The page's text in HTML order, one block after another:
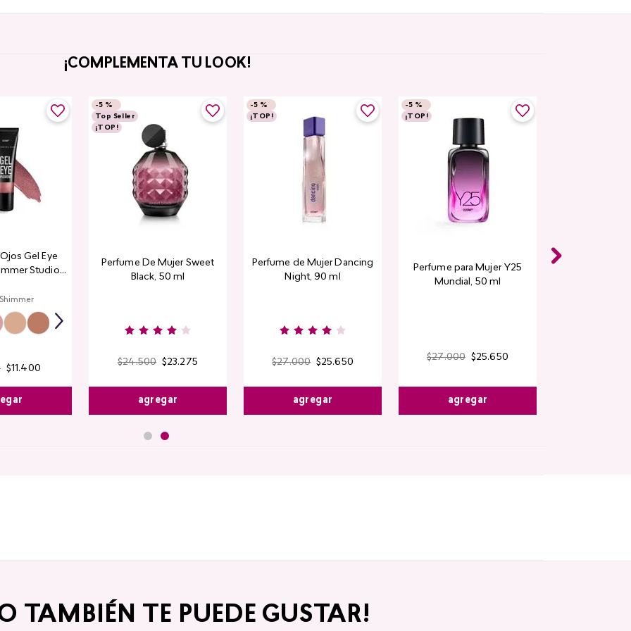
¡COMPLEMENTA TU LOOK!
Gel Eye
Studio
$11 .400
-5 %
Top Seller
¡TOP!
Perfume De Mujer Sweet
Black, 50 ml
$24.500 $23.275
agregar
-5 %
¡TOP!
Perfume de Mujer Dancing
Night, 90 ml
$27.000 $25.650
agregar
-5 %
¡TOP!
Perfume para Mujer Y25
Mundial​, 50 ml
$27.000 $25.650
agregar
TAMBIÉN TE PUEDE GUSTAR!